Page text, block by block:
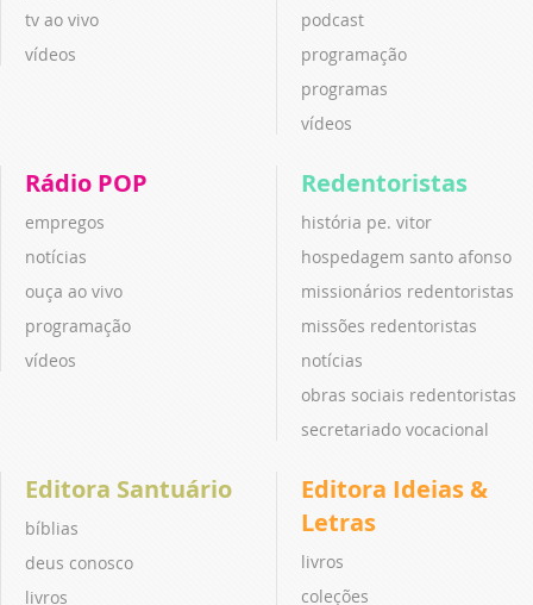
tv ao vivo
vídeos
podcast
programação
programas
vídeos
Rádio POP
empregos
notícias
ouça ao vivo
programação
vídeos
Redentoristas
história pe. vitor
hospedagem santo afonso
missionários redentoristas
missões redentoristas
notícias
obras sociais redentoristas
secretariado vocacional
Editora Santuário
bíblias
deus conosco
livros
Editora Ideias &
Letras
livros
coleções